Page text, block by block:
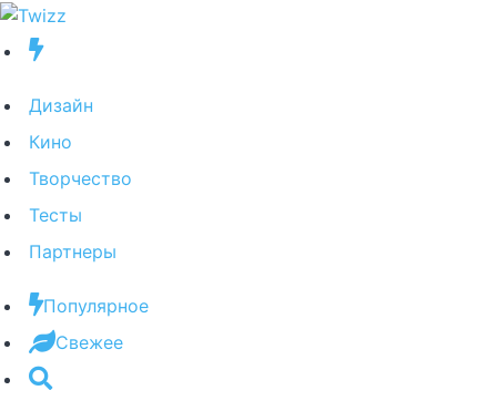
Дизайн
Кино
Творчество
Тесты
Партнеры
Популярное
Свежее